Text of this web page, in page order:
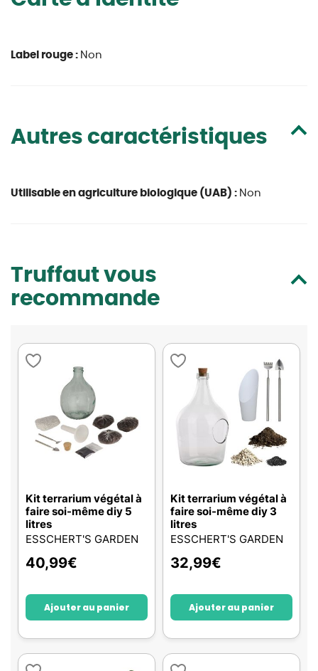
Label rouge : Non
Autres caractéristiques
Utilisable en agriculture biologique (UAB) : Non
Truffaut vous
recommande
Kit terrarium végétal à
faire soi-même diy 5
litres
ESSCHERT'S GARDEN
40,99€
Ajouter au panier
Kit terrarium végétal à
faire soi-même diy 3
litres
ESSCHERT'S GARDEN
32,99€
Ajouter au panier